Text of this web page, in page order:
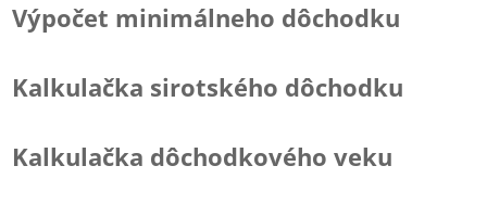
Výpočet minimálneho dôchodku
Kalkulačka sirotského dôchodku
Kalkulačka dôchodkového veku